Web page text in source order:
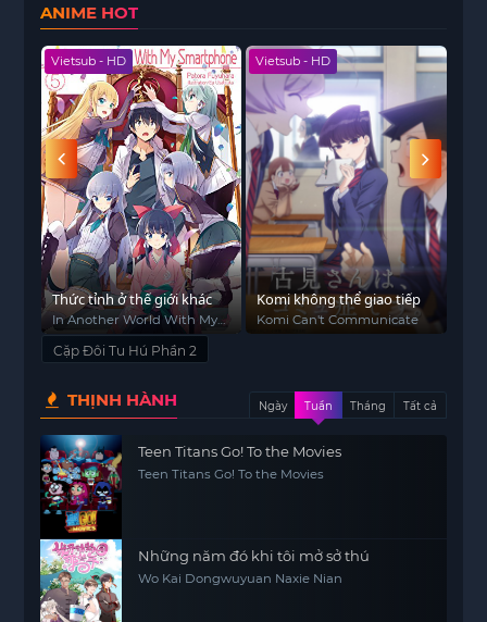
ANIME HOT
Vietsub - HD
Thức tỉnh ở thế giới khác
In Another World With My
Smartphone
Vietsub - HD
Komi không thể giao tiếp
Komi Can't Communicate
Cặp Đôi Tu Hú Phần 2
THỊNH HÀNH Ngày Tuần Tháng Tất cả
Teen Titans Go! To the Movies
Teen Titans Go! To the Movies
Những năm đó khi tôi mở sở thú
Wo Kai Dongwuyuan Naxie Nian